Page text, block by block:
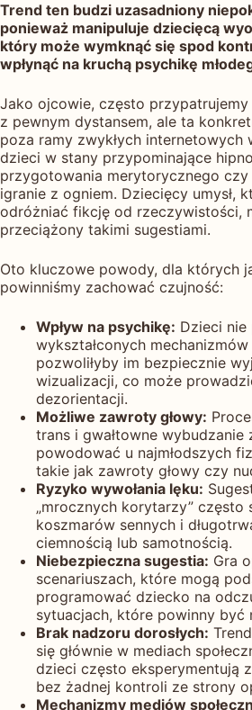
Trend ten budzi uzasadniony
ponieważ manipuluje dziecięcą
który może wymknąć się spod
wpłynąć na kruchą psychikę
Jako ojcowie, często
z pewnym dystansem, ale ta
poza ramy zwykłych internetowych
dzieci w stany przypominające
przygotowania merytorycznego
igranie z ogniem. Dziecięcy umysł,
odróżniać fikcję od rzeczywistości,
przeciążony takimi sugestiami.
Oto kluczowe powody, dla których
powinniśmy zachować czujność:
Wpływ na psychikę: Dzieci nie
wykształconych
pozwoliłyby im bezpiecznie
wizualizacji, co może
dezorientacji.
Możliwe zawroty głowy:
trans i gwałtowne wybudzanie
powodować u najmłodszych
takie jak zawroty głowy czy
Ryzyko wywołania lęku:
„mrocznych korytarzy” często
koszmarów sennych i
ciemnością lub samotnością.
Niebezpieczna sugestia: Gra
scenariuszach, które mogą
programować dziecko na
sytuacjach, które powinny być
Brak nadzoru dorosłych:
się głównie w mediach
dzieci często eksperymentują
bez żadnej kontroli ze strony
Mechanizmy mediów